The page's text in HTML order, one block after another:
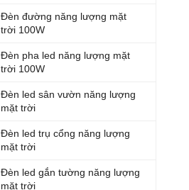
ĐÈN LED TRỒNG RAU
ĐÈN BÀN HỌC
ĐÈN DIỆT CÔN TRÙNG
QUẠT SẠC
ĐÈN THẢ
Đèn đường năng lượng mặt
trời 100W
Đèn pha led năng lượng mặt
trời 100W
Đèn led sân vườn năng lượng
mặt trời
Đèn led trụ cổng năng lượng
mặt trời
Đèn led gắn tường năng lượng
mặt trời